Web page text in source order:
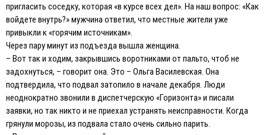
пригласить соседку, которая «в курсе всех дел». На наш вопрос: «Как
войдете внутрь?» мужчина ответил, что местные жители уже
привыкли к «горячим источникам».
Через пару минут из подъезда вышла женщина.
– Вот так и ходим, закрывшись воротниками от пальто, чтоб не
задохнуться, – говорит она. Это – Ольга Василевская. Она
подтвердила, что подвал затопило в начале декабря. Люди
неоднократно звонили в диспетчерскую «Горизонта» и писали
заявки, но так никто и не приехал устранять неисправности. Когда
грянули морозы, из подвала стало очень сильно парить.